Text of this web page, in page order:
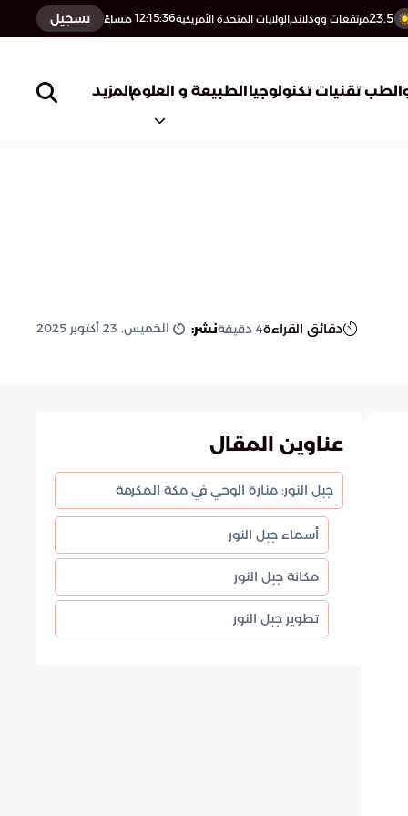
23.5مرتفعات وودلاند,الولايات المتحدة الأمريكية12:15:37 مساءً تسجيل
تقنيات تكنولوجياالطبيعة و العلومالمزيد
دقائق القراءة4 دقيقةنشر: الخميس, 23 أكتوبر 2025
عناوين المقال
جبل النور: منارة الوحي في مكة المكرمة
أسماء جبل النور
مكانة جبل النور
تطوير جبل النور